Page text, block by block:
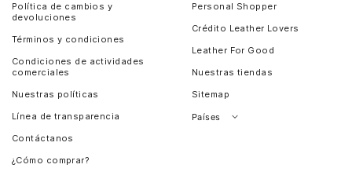
Política de cambios y
devoluciones
Términos y condiciones
Condiciones de actividades
comerciales
Nuestras políticas
Línea de transparencia
Contáctanos
¿Cómo comprar?
Personal Shopper
Crédito Leather Lovers
Leather For Good
Nuestras tiendas
Sitemap
Países